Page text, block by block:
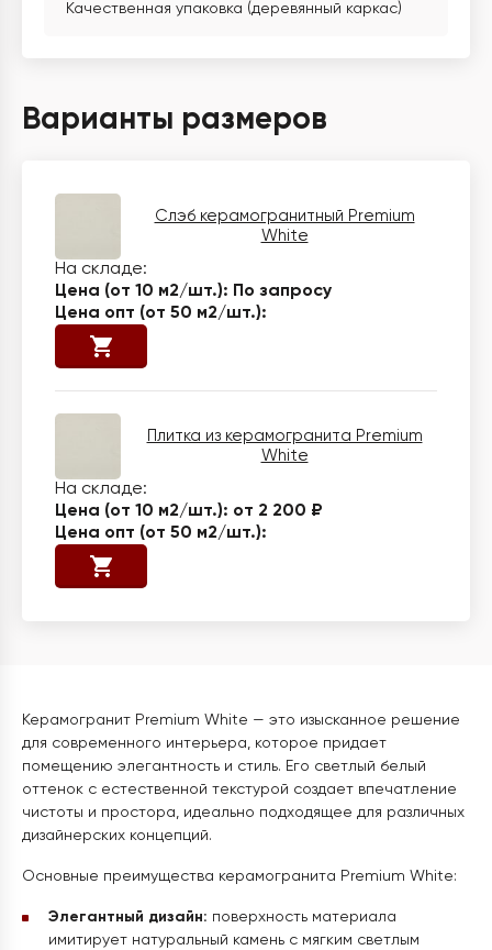
Качественная упаковка (деревянный каркас)
Варианты размеров
Слэб керамогранитный Premium
White
По запросу
Плитка из керамогранита Premium
White
от 2 200 ₽
Керамогранит Premium White — это изысканное решение
для современного интерьера, которое придает
помещению элегантность и стиль. Его светлый белый
оттенок с естественной текстурой создает впечатление
чистоты и простора, идеально подходящее для различных
дизайнерских концепций.
Основные преимущества керамогранита Premium White:
Элегантный дизайн: поверхность материала
имитирует натуральный камень с мягким светлым